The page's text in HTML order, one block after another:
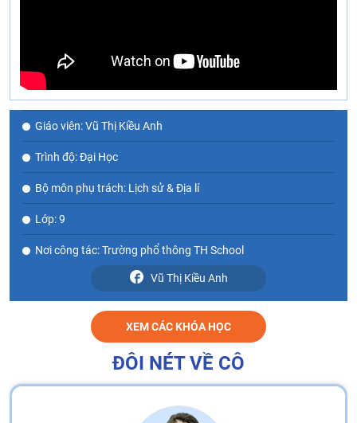
Giáo viên: Vũ Thị Kiều Anh
Trình độ: Đại Học
Bộ môn phụ trách: Lịch sử & Địa lí
Lớp: 9
Nơi công tác: Trường phổ thông TH School
Vũ Thị Kiều Anh
XEM CÁC KHÓA HỌC
ĐÔI NÉT VỀ CÔ